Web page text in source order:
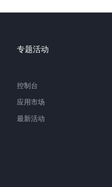
专题活动
控制台
应用市场
最新活动